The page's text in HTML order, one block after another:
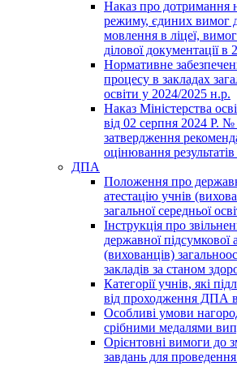
Наказ про дотримання
режиму, єдиних вимог
мовлення в ліцеї,
ділової документації в
Нормативне
процесу в закладах
освіти у 2024/2025 н.р.
Наказ Міністерства
від 02 серпня 2024 Р.
затвердження
оцінювання
ДПА
Положення про
атестацію учнів
загальної середньої
Інструкція про
державної підсумкової
(вихованців)
закладів за станом
Категорії учнів, які
від проходження ДПА
Особливі умови
срібними медалями
Орієнтовні вимоги до
завдань для